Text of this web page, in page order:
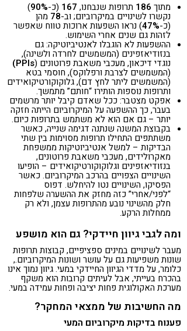
מתוך 186 תרופות שנבחנו, 167 (כ-90%
)
נקשרו לשינויים במיקרוביום; וב-78 מהן
(כ-47%) נראו השפעות ארוכות טווח שאפשר
לזהות גם שנים אחרי השימוש.
ההשפעות לא הוגבלו לאנטיביוטיקה: גם
בנזודיאזפינים (המשמשים לחרדה ולשינה),
נוגדי דיכאון, מעכבי משאבת פרוטונים (PPIs)
(המשמשים לצרבת ורפלוקס), חוסמי בטא
(המשמשים ליתר לחץ דם), גלוקוקורטיקואידים
ותרופות נוספות הותירו “חותם” מתמשך.
אפקט מצטבר: ככל שאדם קיבל יותר מרשמים
בעבר, כך ההשפעה על המיקרוביום הייתה חזקה
יותר – גם אם הוא לא משתמש בתרופות כיום.
בקבוצת המשנה שנתנה דגימה שנייה, כאשר
משתתפים התחילו תרופות מסוימות בין שתי
הבדיקות – למשל אנטיביוטיקות ממשפחת
מאקרולידים, מעכבי משאבת פרוטונים,
בנזודיאזפינים וגלוקוקורטיקואידים – הופיעו
השינויים הצפויים בהרכב המיקרוביום. כאשר
הפסיקו, השינויים נטו להיחלש. דפוס
“לפני/אחרי” כזה מחזק את ההשערה שלפחות
חלק מהשינוי נובע מהתרופות עצמן, ולא רק
ממחלות הרקע.
ומה לגבי גיוון חיידקי? גם הוא מושפע
מעבר לשינויים במינים ספציפיים, קבוצות תרופות
שונות משפיעות גם על עושר ושונות המיקרוביום.,
כלומר, על מדדי הגיוון החיידקי במעי. גיוון נמוך אינו
בהכרח בעייתי, אבל לעיתים קרובות הוא משקף
מערכת האקולוגית פחות יציבה ופחות עמידה במעי.
מה החשיבות של ממצאי המחקר?
פענוח בדיקות מיקרוביום המעי